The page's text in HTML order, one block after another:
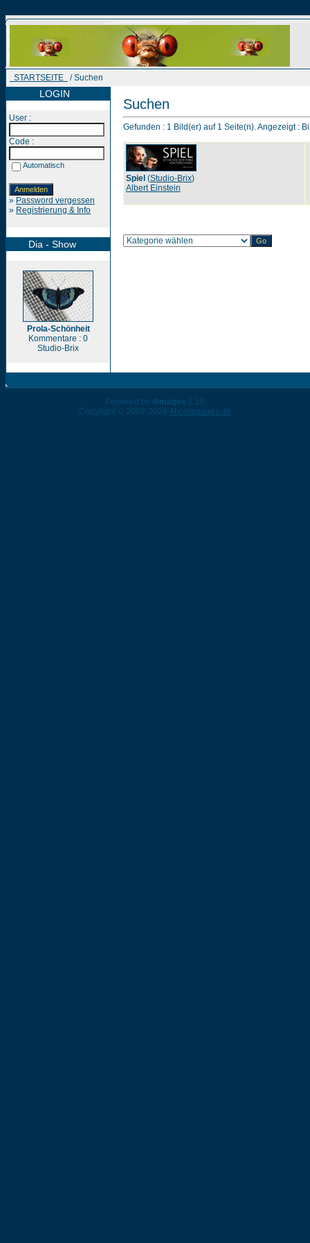
STARTSEITE / Suchen
LOGIN
User :
Code :
Automatisch
» Password vergessen
» Registrierung & Info
Dia - Show
Prola-Schönheit
Kommentare : 0
Studio-Brix
Suchen
Gefunden : 1 Bild(er) auf 1 Seite(n). Angezeigt :
Spiel (Studio-Brix)
Albert Einstein
Powered by 4images 1.10
Copyright © 2002-2026 4homepages.de